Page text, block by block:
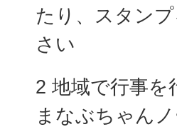
たり、スタン
さい
2 地域で行事を
まなぶちゃん